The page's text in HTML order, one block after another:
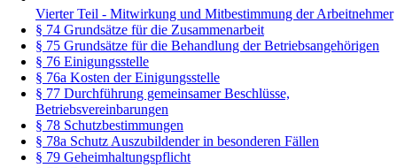
Vierter Teil - Mitwirkung und Mitbestimmung der Arbeitnehmer
§ 74 Grundsätze für die Zusammenarbeit
§ 75 Grundsätze für die Behandlung der Betriebsangehörigen
§ 76 Einigungsstelle
§ 76a Kosten der Einigungsstelle
§ 77 Durchführung gemeinsamer Beschlüsse,
Betriebsvereinbarungen
§ 78 Schutzbestimmungen
§ 78a Schutz Auszubildender in besonderen Fällen
§ 79 Geheimhaltungspflicht